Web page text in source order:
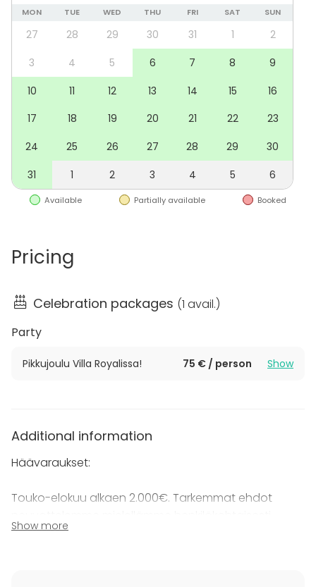
tyylikausien mukaan ja näin Villa Royalissa on
mahdollista tehdä visuaalinen aikamatka barokista
Voinko vuokrata Villa Royalia tapahtumani tilaksi?
Villa Royalia voit vuokrata erilaisiin tilaisuuksiin: mm.
edustustustilaisuuksiin, yritysten mitä erilaisimpiin
tilaisuuksiin, kuten kokouksiin, pikkujouluihin ja tyky-
päiviin. Vuokraus on mahdollista esim aamu- tai
iltapäiväksi, koko päiväksi, illaksi tai hääviikonlopuksi.
Bussi pystyy ajamaan oven eteen.
Uudistimme kävijäkonseptimme 2022 niin että
kesäkaudella kuninkaalliseen huvilaan voi saapua
kierroksia on kesäkaudella säännöllisesti
sopia tutustumisen paikan päälle.
MON TUE WED THU FRI SAT SUN
27 28 29 30 31 1
2
3
4 5 6 7 8
9
10
11 12 13 14 15
16
17
18 19 20 21 22
23
24
25 26 27 28 29
30
31
1 2 3 4 5 6
Available Partially available Booked
Pricing
Celebration packages (1 avail.)
Party
Pikkujoulu Villa Royalissa! 75 € / person Show
Additional information
Häävaraukset:
Touko-elokuu alkaen 2.000€. Tarkemmat ehdot
Show more